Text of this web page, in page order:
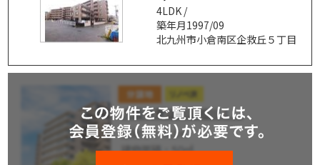
4LDK /
築年月1997/09
北九州市小倉南区企救丘５丁目